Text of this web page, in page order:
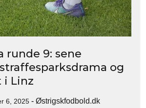
runde 9: sene
og
i Linz
6, 2025 - Østrigskfodbold.dk